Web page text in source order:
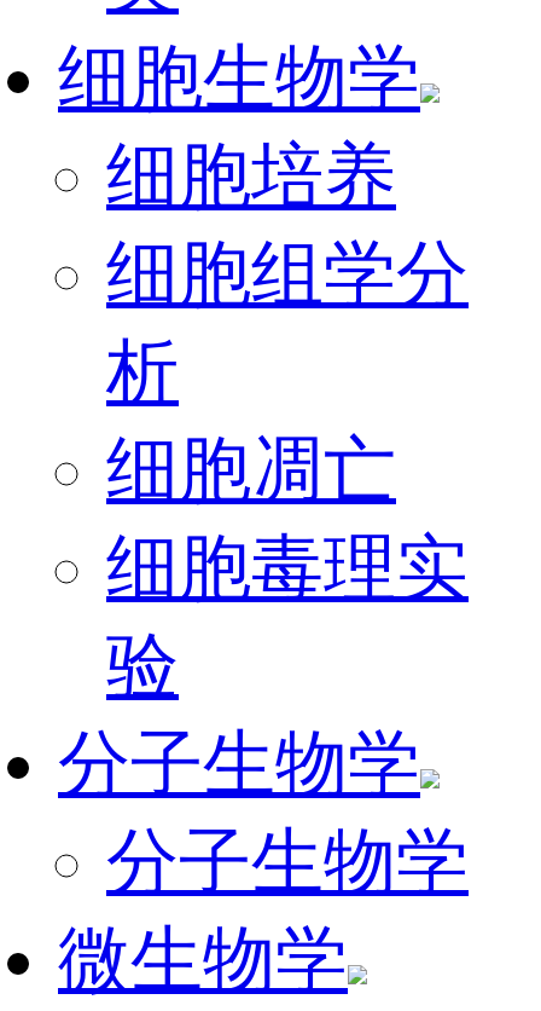
细胞生物学
细胞培养
细胞组学分
析
细胞凋亡
细胞毒理实
验
分子生物学
分子生物学
微生物学